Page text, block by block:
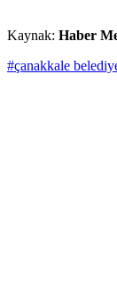
Kaynak: Haber
#çanakkale